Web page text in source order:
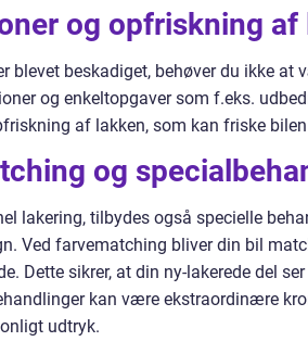
og opfriskning af
blevet beskadiget, behøver du ikke
og enkeltopgaver som f.eks.
af lakken, som kan friske
og
lakering, tilbydes også specielle
Ved farvematching bliver din bil
Dette sikrer, at din ny-lakerede del
kan være ekstraordinære
udtryk.